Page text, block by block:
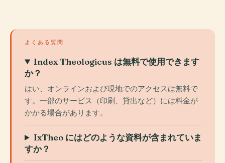
よくある質問
Index Theologicus は無料で使用できます
か？
はい、オンラインおよび現地でのアクセスは無料で
す。一部のサービス（印刷、貸出など）には料金が
かかる場合があります。
IxTheo にはどのような資料が含まれていま
すか？